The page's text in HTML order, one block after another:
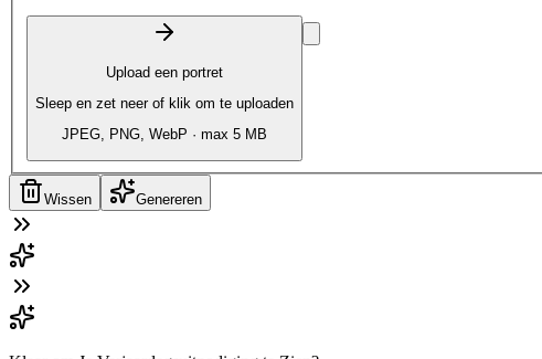
Upload een portret
Sleep en zet neer of klik om te uploaden
JPEG, PNG, WebP · max 5 MB
Wissen Genereren